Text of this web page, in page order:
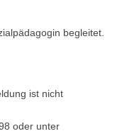
begleitet.
ist nicht
oder unter